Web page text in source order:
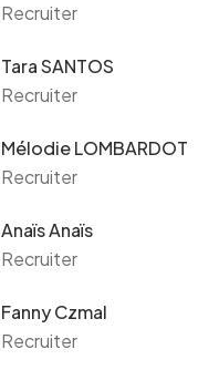
Recruiter
Tara SANTOS
Recruiter
Mélodie LOMBARDOT
Recruiter
Anaïs Anaïs
Recruiter
Fanny Czmal
Recruiter